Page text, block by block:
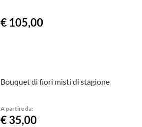
€ 105,00
Bouquet di fiori misti di stagione
A partire da:
€ 35,00